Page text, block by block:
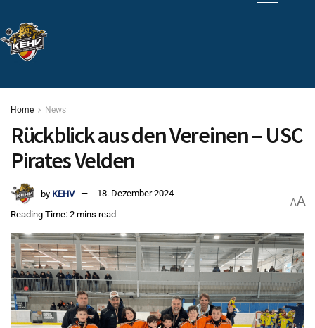
Home News
Rückblick aus den Vereinen – USC
Pirates Velden
by KEHV
18. Dezember 2024
Reading Time: 2 mins read
AA